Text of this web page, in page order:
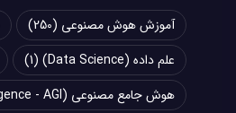
آموزش هوش مصنوعی (250)
علم داده (Data Science)
(1)
هوش جامع مصنوعی (Artificial General Intelligence - AGI)